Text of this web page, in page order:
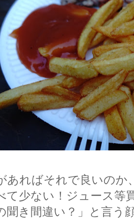
あればそれで良いのか
て少ない！ジュース等
聞き間違い？」と言う